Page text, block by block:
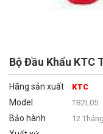
Bộ Đầu Khẩu KTC
Hãng sản xuất KTC
Model TB2L05
Bảo hành 12 Tháng